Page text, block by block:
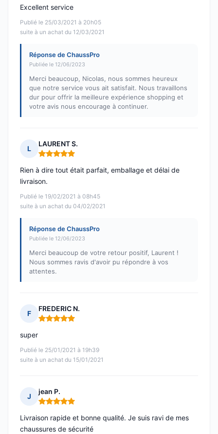
Publié le 25/03/2021 à 20h05
suite à un achat du 12/03/2021
Excellent service
Réponse de ChaussPro
Publiée le 12/06/2023
Merci beaucoup, Nicolas, nous sommes heureux
que notre service vous ait satisfait. Nous travaillons
dur pour offrir la meilleure expérience shopping et
votre avis nous encourage à continuer.
L
LAURENT S.
Note : 5 sur 5
Publié le 19/02/2021 à 08h45
suite à un achat du 04/02/2021
Rien à dire tout était parfait, emballage et délai de
livraison.
Réponse de ChaussPro
Publiée le 12/06/2023
Merci beaucoup de votre retour positif, Laurent !
Nous sommes ravis d'avoir pu répondre à vos
attentes.
F
FREDERIC N.
Note : 5 sur 5
Publié le 25/01/2021 à 19h39
suite à un achat du 15/01/2021
super
J
jean P.
Note : 5 sur 5
Livraison rapide et bonne qualité. Je suis ravi de mes
chaussures de sécurité